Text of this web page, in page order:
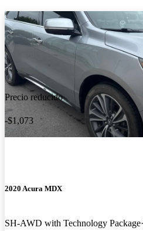
Precio reducido
-$1,073
2020 Acura MDX
SH-AWD with Technology Package